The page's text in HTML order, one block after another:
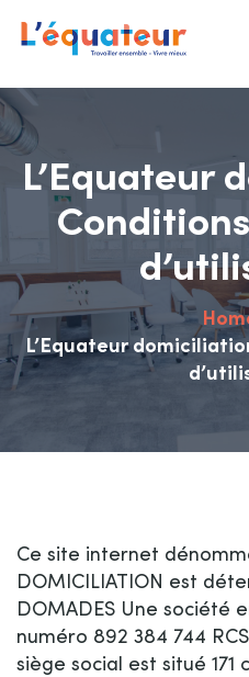
L’Equateur
L’Equateur
Ce site internet
DOMICILIATION est
DOMADES Une société
numéro 892 384 744
siège social est situé